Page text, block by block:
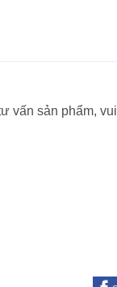
vấn sản phẩm,